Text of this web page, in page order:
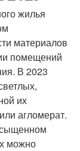
жилья
материалов
помещений
В 2023
их
агломерат.
можно